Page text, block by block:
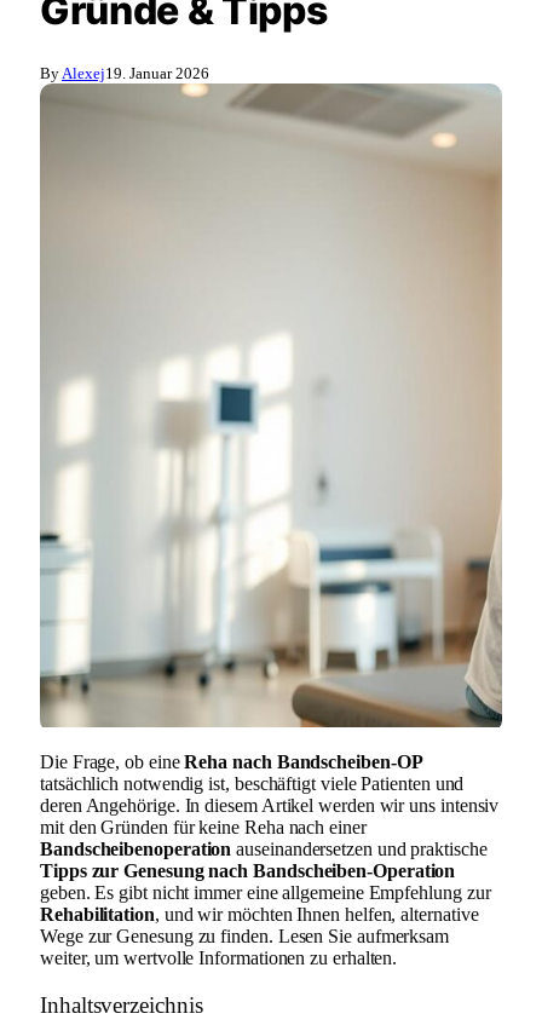
Gründe & Tipps
By Alexej19. Januar 2026
Die Frage, ob eineReha nach Bandscheiben-OP
tatsächlich notwendig ist, beschäftigt viele Patienten und
deren Angehörige. In diesem Artikel werden wir uns intensiv
mit den Gründen für keine Reha nach einer
Bandscheibenoperation auseinandersetzen und praktische
Tipps zur Genesung nach Bandscheiben-Operation
geben. Es gibt nicht immer eine allgemeine Empfehlung zur
Rehabilitation, und wir möchten Ihnen helfen, alternative
Wege zur Genesung zu finden. Lesen Sie aufmerksam
weiter, um wertvolle Informationen zu erhalten.
Inhaltsverzeichnis